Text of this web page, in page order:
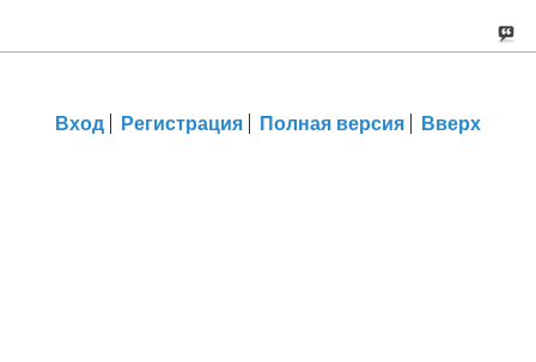
Вход Регистрация Полная версия Вверх